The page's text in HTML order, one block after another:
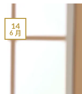
14
6 月